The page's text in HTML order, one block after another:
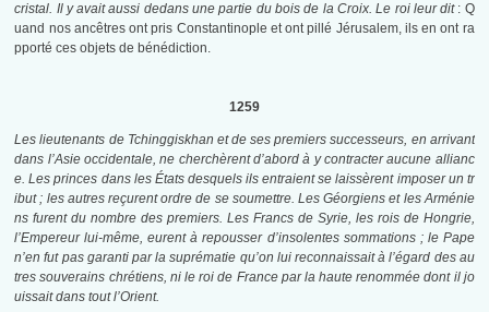
cristal. Il y avait aussi dedans une partie du bois de la Croix. Le roi leur dit: Q
uand nos ancêtres ont pris Constantinople et ont pillé Jérusalem, ils en ont ra
pporté ces objets de bénédiction.
1259
Les lieutenants de Tchinggiskhan et de ses premiers successeurs, en arrivant
dans l’Asie occidentale, ne cherchèrent d’abord à y contracter aucune allianc
e. Les princes dans les États desquels ils entraient se laissèrent imposer un tr
ibut ; les autres reçurent ordre de se soumettre. Les Géorgiens et les Arménie
ns furent du nombre des premiers. Les Francs de Syrie, les rois de Hongrie,
l’Empereur lui-même, eurent à repousser d’insolentes sommations ; le Pape
n’en fut pas garanti par la suprématie qu’on lui reconnaissait à l’égard des au
tres souverains chrétiens, ni le roi de France par la haute renommée dont il jo
uissait dans tout l’Orient.